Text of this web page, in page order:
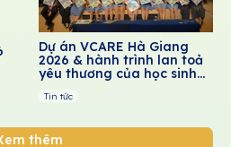
Dự án VCARE Hà Giang
2026 & hành trình lan toả
yêu thương của học sinh
Tin tức
thêm